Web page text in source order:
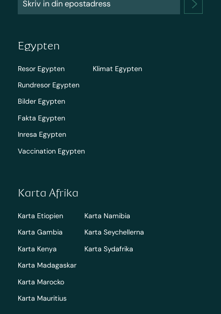
Egypten
Resor Egypten
Rundresor Egypten
Bilder Egypten
Fakta Egypten
Inresa Egypten
Vaccination Egypten
Klimat Egypten
Karta Afrika
Karta Etiopien
Karta Gambia
Karta Kenya
Karta Madagaskar
Karta Marocko
Karta Mauritius
Karta Namibia
Karta Seychellerna
Karta Sydafrika